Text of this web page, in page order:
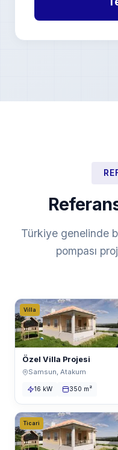
Türkiye genelinde
pompası
Villa
Özel Villa Projesi
Samsun, Atakum
16 kW 350 m²
Ticari